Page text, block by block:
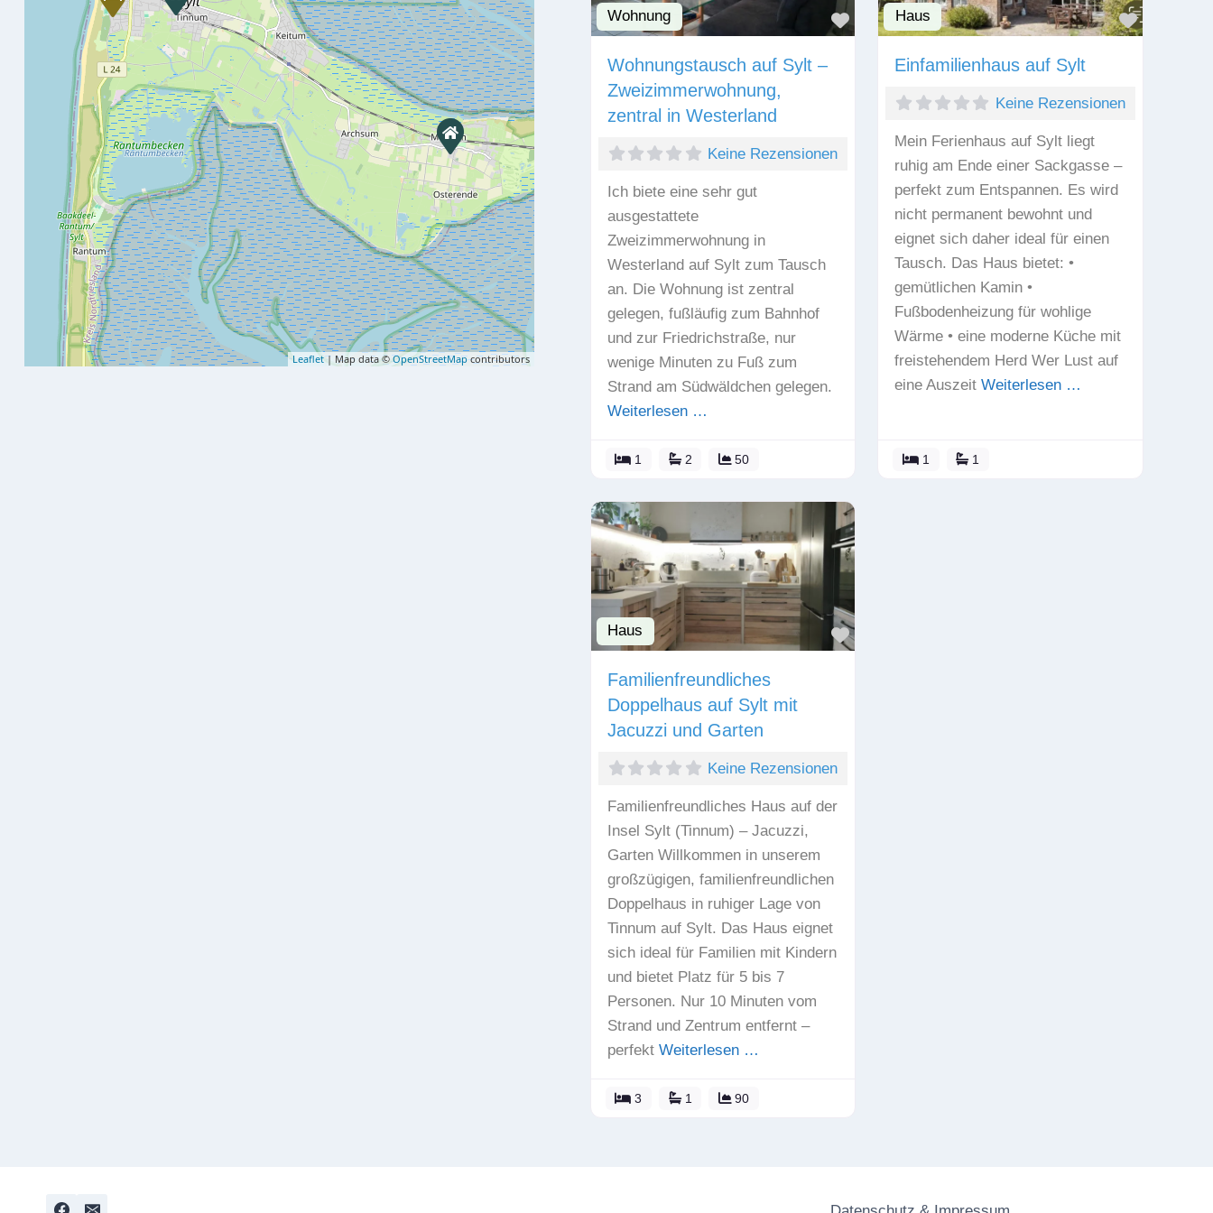
Leaflet| Map data ©OpenStreetMapcontributors
Wohnung Favorit
Wohnungstausch auf Sylt –
Zweizimmerwohnung,
zentral in Westerland
Keine Rezensionen
Ich biete eine sehr gut
ausgestattete
Zweizimmerwohnung in
Westerland auf Sylt zum Tausch
an. Die Wohnung ist zentral
gelegen, fußläufig zum Bahnhof
und zur Friedrichstraße, nur
wenige Minuten zu Fuß zum
Strand am Südwäldchen gelegen.
Weiterlesen …
1 2 50
Haus Favorit
Einfamilienhaus auf Sylt
Keine Rezensionen
Mein Ferienhaus auf Sylt liegt
ruhig am Ende einer Sackgasse –
perfekt zum Entspannen. Es wird
nicht permanent bewohnt und
eignet sich daher ideal für einen
Tausch. Das Haus bietet: •
gemütlichen Kamin •
Fußbodenheizung für wohlige
Wärme • eine moderne Küche mit
freistehendem Herd Wer Lust auf
eine AuszeitWeiterlesen …
1 1
Haus Favorit
Familienfreundliches
Doppelhaus auf Sylt mit
Jacuzzi und Garten
Keine Rezensionen
Familienfreundliches Haus auf der
Insel Sylt (Tinnum) – Jacuzzi,
Garten Willkommen in unserem
großzügigen, familienfreundlichen
Doppelhaus in ruhiger Lage von
Tinnum auf Sylt. Das Haus eignet
sich ideal für Familien mit Kindern
und bietet Platz für 5 bis 7
Personen. Nur 10 Minuten vom
Strand und Zentrum entfernt –
perfekt Weiterlesen …
3 1 90